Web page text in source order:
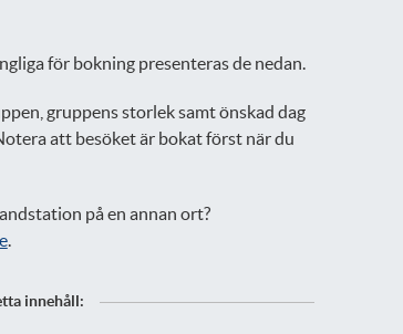
för bokning presenteras de nedan.
gruppens storlek samt önskad dag
att besöket är bokat först när du
på en annan ort?
.
innehåll: